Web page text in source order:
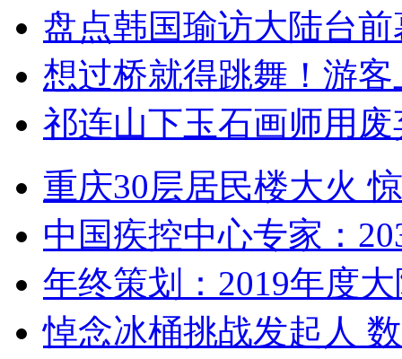
盘点韩国瑜访大陆台
想过桥就得跳舞！游客
祁连山下玉石画师用
重庆30层居民楼大火
中国疾控中心专家：
年终策划：2019年度
悼念冰桶挑战发起人